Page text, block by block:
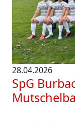
28.04.2026
SpG